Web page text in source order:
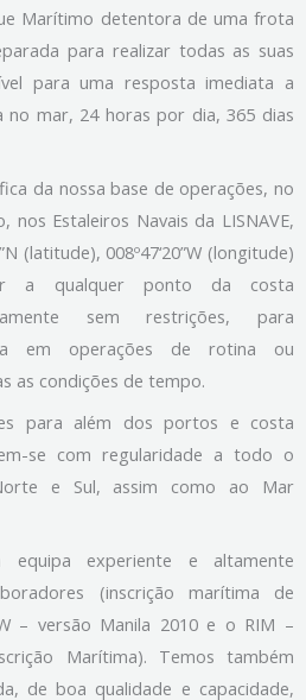
Marítimo detentora de uma frota
para realizar todas as suas
para uma resposta imediata a
no mar, 24 horas por dia, 365 dias
da nossa base de operações, no
nos Estaleiros Navais da LISNAVE,
(latitude), 008º47‘20”W (longitude)
a qualquer ponto da costa
sem restrições, para
em operações de rotina ou
as condições de tempo.
para além dos portos e costa
se com regularidade a todo o
e Sul, assim como ao Mar
equipa experiente e altamente
(inscrição marítima de
– versão Manila 2010 e o RIM –
Marítima). Temos também
de boa qualidade e capacidade,